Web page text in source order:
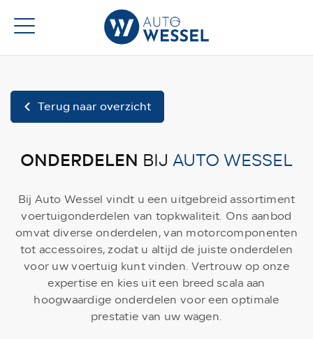
Terug naar overzicht
ONDERDELEN BIJ AUTO WESSEL
Bij Auto Wessel vindt u een uitgebreid assortiment
voertuigonderdelen van topkwaliteit. Ons aanbod
omvat diverse onderdelen, van motorcomponenten
tot accessoires, zodat u altijd de juiste onderdelen
voor uw voertuig kunt vinden. Vertrouw op onze
expertise en kies uit een breed scala aan
hoogwaardige onderdelen voor een optimale
prestatie van uw wagen.